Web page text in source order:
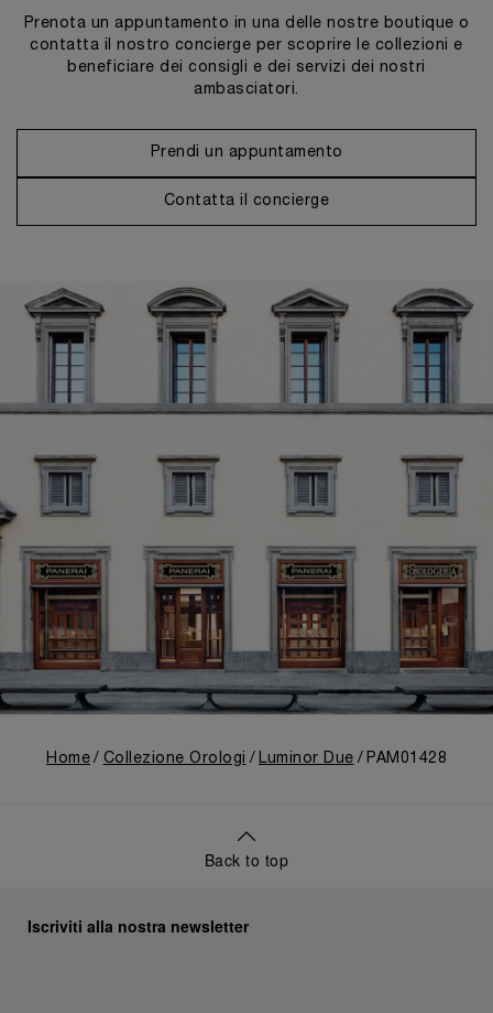
Prenota un appuntamento in una delle nostre boutique o
contatta il nostro concierge per scoprire le collezioni e
beneficiare dei consigli e dei servizi dei nostri
ambasciatori.
Prendi un appuntamento
Contatta il concierge
Home Collezione Orologi Luminor Due PAM01428
Back to top
Iscriviti alla nostra newsletter